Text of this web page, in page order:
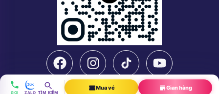
GỌI ZALO TÌM KIẾM
Mua vé Gian hàng